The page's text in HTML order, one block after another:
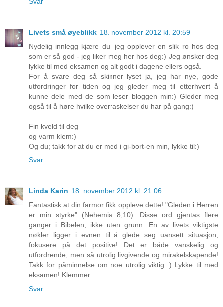
Livets små øyeblikk 18. november 2012 kl. 20:59
Nydelig innlegg kjære du, jeg opplever en slik ro hos deg
som er så god - jeg liker meg her hos deg:) Jeg ønsker deg
lykke til med eksamen og alt godt i dagene ellers også.
For å svare deg så skinner lyset ja, jeg har nye, gode
utfordringer for tiden og jeg gleder meg til etterhvert å
kunne dele med de som leser bloggen min:) Gleder meg
også til å høre hvilke overraskelser du har på gang:)
Fin kveld til deg
og varm klem:)
Og du; takk for at du er med i gi-bort-en min, lykke til:)
Svar
Linda Karin 18. november 2012 kl. 21:06
Fantastisk at din farmor fikk oppleve dette! "Gleden i Herren
er min styrke" (Nehemia 8,10). Disse ord gjentas flere
ganger i Bibelen, ikke uten grunn. En av livets viktigste
nøkler ligger i evnen til å glede seg uansett situasjon;
fokusere på det positive! Det er både vanskelig og
utfordrende, men så utrolig livgivende og mirakelskapende!
Takk for påminnelse om noe utrolig viktig :) Lykke til med
eksamen! Klemmer
Svar